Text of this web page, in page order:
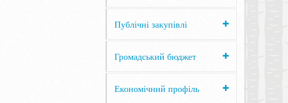
Публічні закупівлі
Громадський бюджет
Економічний профіль